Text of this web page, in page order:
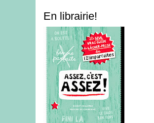
En librairie!